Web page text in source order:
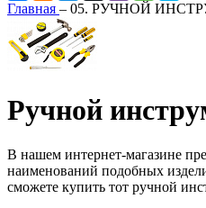
Главная – 05. РУЧНОЙ
Ручной
В нашем интернет-магазине
наименований подобных
сможете купить тот ручной